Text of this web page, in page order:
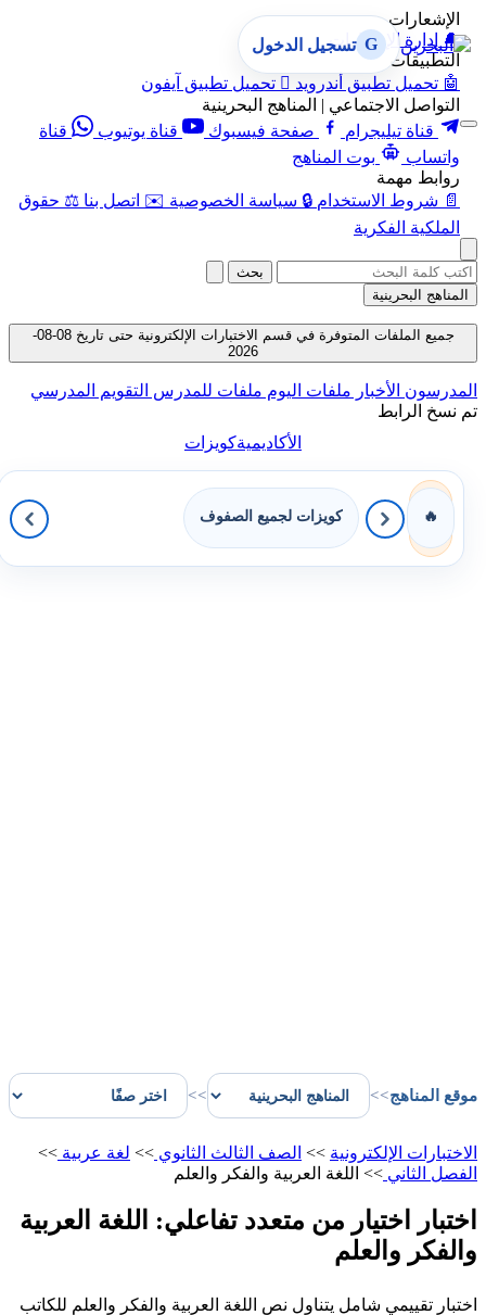
الإشعارات
🔔
إدارة الإشعارات
التطبيقات
🤖 تحميل تطبيق أندرويد  تحميل تطبيق آيفون
التواصل الاجتماعي | المناهج البحرينية
قناة تيليجرام
صفحة فيسبوك قناة يوتيوب
قناة
واتساب
بوت المناهج
روابط مهمة
📄 شروط الاستخدام 🔒 سياسة الخصوصية ✉️ اتصل بنا ⚖️ حقوق
الملكية الفكرية
G تسجيل الدخول
بحث
المناهج البحرينية
جميع الملفات المتوفرة في قسم الاختبارات الإلكترونية حتى تاريخ 08-08-
2026
المدرسون الأخبار ملفات اليوم ملفات للمدرس التقويم المدرسي
تم نسخ الرابط
الأكاديميةكويزات
🔥 كويزات لجميع الصفوف
موقع المناهج>>
>>
الاختبارات الإلكترونية >> الصف الثالث الثانوي >> لغة عربية >>
الفصل الثاني >> اللغة العربية والفكر والعلم
اختبار اختيار من متعدد تفاعلي: اللغة العربية
والفكر والعلم
اختبار تقييمي شامل يتناول نص اللغة العربية والفكر والعلم للكاتب